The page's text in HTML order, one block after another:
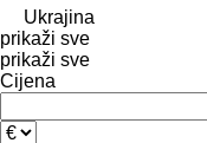
Ukrajina
prikaži sve
prikaži sve
Cijena